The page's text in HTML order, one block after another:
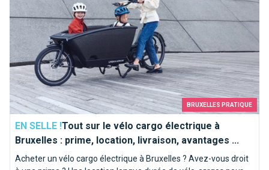
BRUXELLES PRATIQUE
EN SELLE !Tout sur le vélo cargo électrique à
Bruxelles : prime, location, livraison, avantages ...
Acheter un vélo cargo électrique à Bruxelles ? Avez-vous droit